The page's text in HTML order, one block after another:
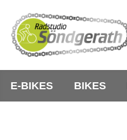
E-BIKES BIKES